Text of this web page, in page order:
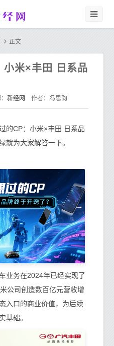
正文
小米×丰田 日系品
新经网 作者：冯思韵
的CP：小米×丰田 日系品
就为大家解答一下。
务在2024年已经实现了
公司创造数百亿元营收增
入口的商业价值，为后续
基础。